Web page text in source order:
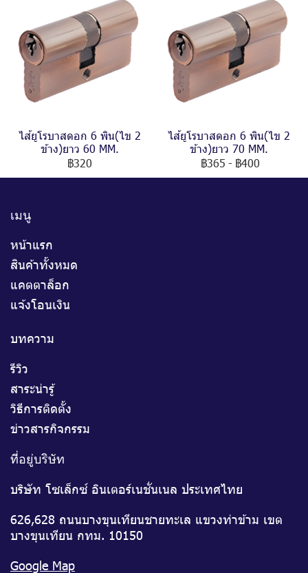
ไส้ยูโรบาสดอก 6 พิน(ไข 2
ข้าง)ยาว 60 MM.
฿320
ไส้ยูโรบาสดอก 6 พิน(ไข 2
ข้าง)ยาว 70 MM.
฿365 - ฿400
เมนู
หน้าแรก
สินค้าทั้งหมด
แคตตาล็อก
แจ้งโอนเงิน
บทความ
รีวิว
สาระน่ารู้
วิธีการติดตั้ง
ข่าวสารกิจกรรม
ที่อยู่บริษัท
บริษัท โซเล็กซ์ อินเตอร์เนชั่นเนล ประเทศไทย
626,628 ถนนบางขุนเทียนชายทะเล แขวงท่าข้าม เขต
บางขุนเทียน กทม. 10150
Google Map